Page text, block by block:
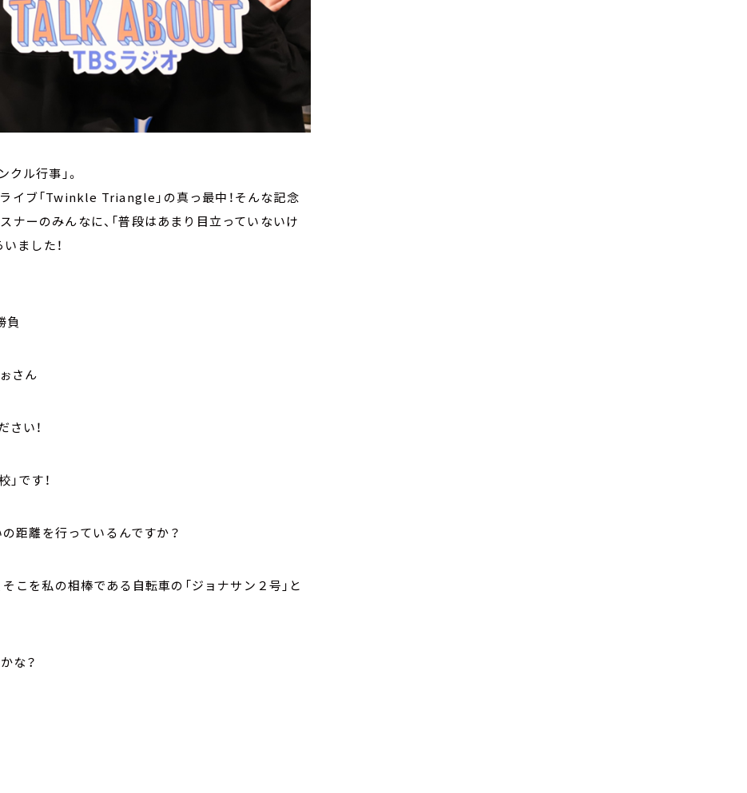
ル行事」。
イブ「Twinkle Triangle」の真っ最中！そんな記念
ーのみんなに、「普段はあまり目立っていないけ
ました！
負
さん
さい！
です！
の距離を行っているんですか？
こを私の相棒である自転車の「ジョナサン２号」と
な？